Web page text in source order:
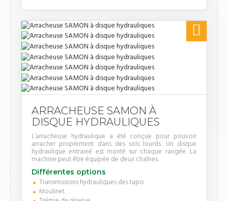

ARRACHEUSE SAMON À
DISQUE HYDRAULIQUES
L’arracheuse hydraulique a été conçue pour pouvoir
arracher proprement dans des sols lourds. Un disque
hydraulique entrainé est monté sur chaque rangée. La
machine peut être équipée de deux chaînes.
Différentes options
Transmissions hydrauliques des tapis
Moulinet